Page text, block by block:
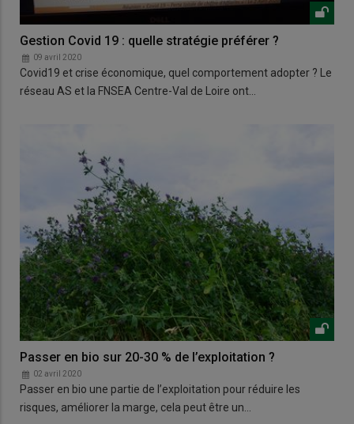
Gestion Covid 19 : quelle stratégie préférer ?
09 avril 2020
Covid19 et crise économique, quel comportement adopter ? Le
réseau AS et la FNSEA Centre-Val de Loire ont…
Passer en bio sur 20-30 % de l’exploitation ?
02 avril 2020
Passer en bio une partie de l’exploitation pour réduire les
risques, améliorer la marge, cela peut être un…